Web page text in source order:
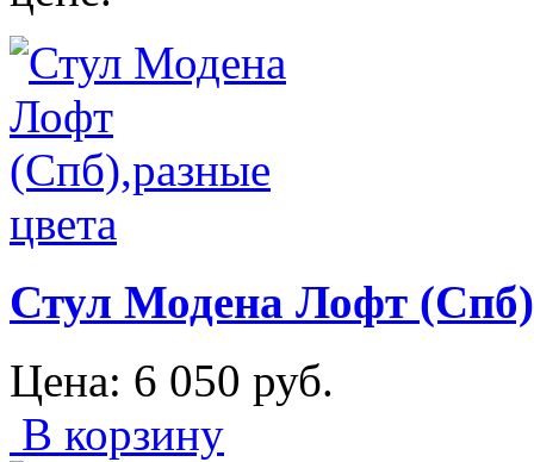
Стул Модена Лофт
Цена: 6 050 руб.
В корзину